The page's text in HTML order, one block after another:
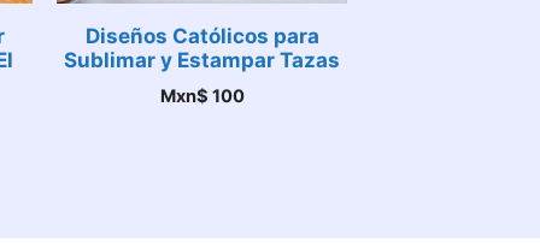
Diseños Católicos para
Sublimar y Estampar Tazas
Mxn$ 100